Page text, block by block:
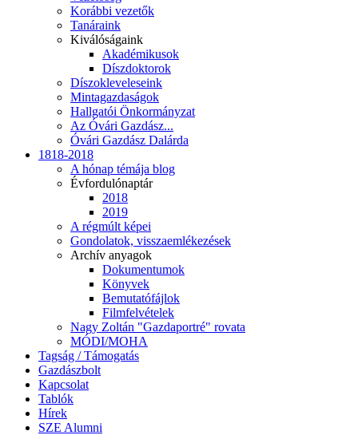
Korábbi vezetők
Tanáraink
Kiválóságaink
Akadémikusok
Díszdoktorok
Díszokleveleseink
Mintagazdaságok
Hallgatói Önkormányzat
Az Óvári Gazdász...
Óvári Gazdász Dalárda
1818-2018
A hónap témája blog
Évfordulónaptár
2018
2019
A régmúlt képei
Gondolatok, visszaemlékezések
Archív anyagok
Dokumentumok
Könyvek
Bemutatófájlok
Filmfelvételek
Nagy Zoltán "Gazdaportré" rovata
MÓDI/MOHA
Tagság / Támogatás
Gazdászbolt
Kapcsolat
Tablók
Hírek
SZE Alumni